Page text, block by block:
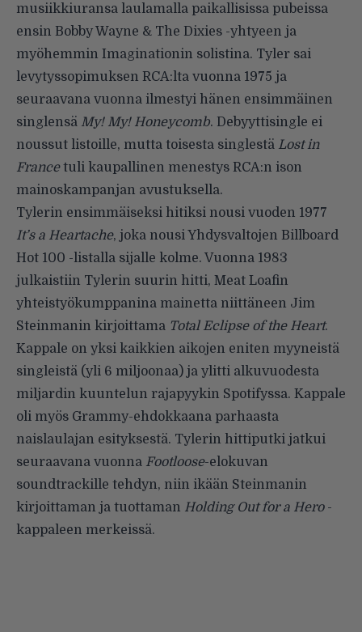
musiikkiuransa laulamalla paikallisissa pubeissa
ensin Bobby Wayne & The Dixies -yhtyeen ja
myöhemmin Imaginationin solistina. Tyler sai
levytyssopimuksen RCA:lta vuonna 1975 ja
seuraavana vuonna ilmestyi hänen ensimmäinen
singlensä My! My! Honeycomb. Debyyttisingle ei
noussut listoille, mutta toisesta singlestä Lost in
Francetuli kaupallinen menestys RCA:n ison
mainoskampanjan avustuksella.
Tylerin ensimmäiseksi hitiksi nousi vuoden 1977
It’s a Heartache, joka nousi Yhdysvaltojen Billboard
Hot 100 -listalla sijalle kolme. Vuonna 1983
julkaistiin Tylerin suurin hitti, Meat Loafin
yhteistyökumppanina mainetta niittäneen Jim
Steinmanin kirjoittama Total Eclipse of the Heart.
Kappale on yksi kaikkien aikojen eniten myyneistä
singleistä (yli 6 miljoonaa) ja ylitti alkuvuodesta
miljardin kuuntelun rajapyykin Spotifyssa. Kappale
oli myös Grammy-ehdokkaana parhaasta
naislaulajan esityksestä. Tylerin hittiputki jatkui
seuraavana vuonna Footloose-elokuvan
soundtrackille tehdyn, niin ikään Steinmanin
kirjoittaman ja tuottaman Holding Out for a Hero-
kappaleen merkeissä.